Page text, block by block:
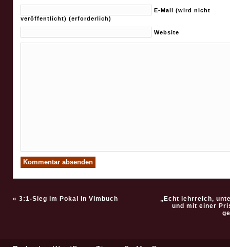
E-Mail (wird nicht
veröffentlicht) (erforderlich)
Website
« 3:1-Sieg im Pokal in Vimbuch
„Echt lehrreich,
und mit einer